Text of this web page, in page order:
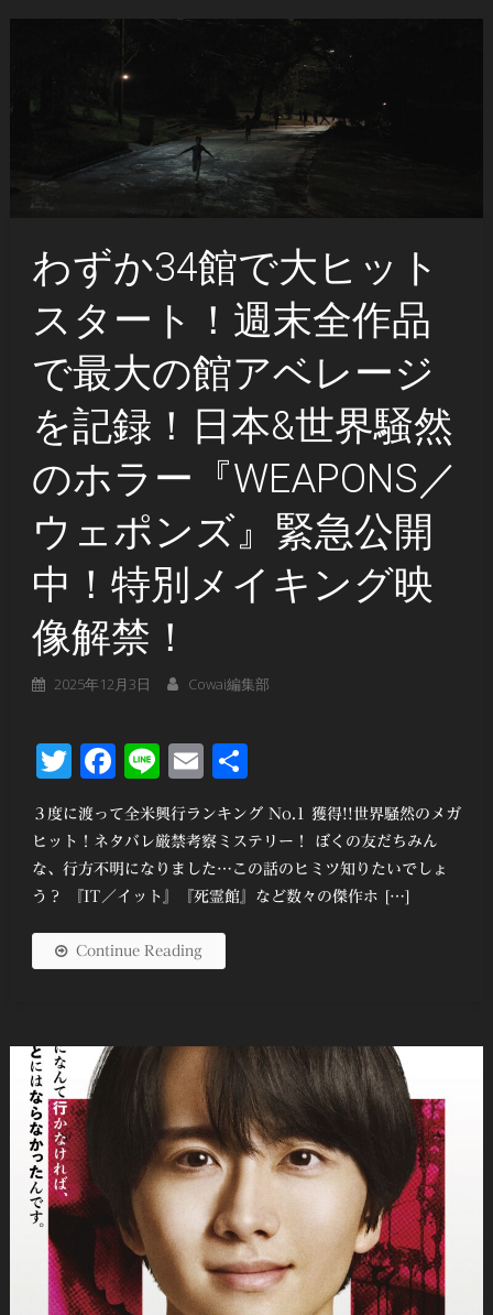
わずか34館で大ヒット
スタート！週末全作品
で最大の館アベレージ
を記録！日本&世界騒然
のホラー『WEAPONS／
ウェポンズ』緊急公開
中！特別メイキング映
像解禁！
2025年12月3日 Cowai編集部
Twitter
Facebook
LineEmail
３度に渡って全米興行ランキング No.1 獲得!!世界騒然のメガ
ヒット！ネタバレ厳禁考察ミステリー！ ぼくの友だちみん
な、行方不明になりました…この話のヒミツ知りたいでしょ
う？ 『IT／イット』『死霊館』など数々の傑作ホ […]
Continue Reading